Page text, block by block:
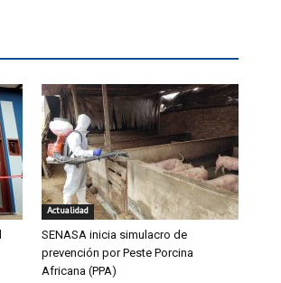
Actualidad
SENASA inicia simulacro de
prevención por Peste Porcina
Africana (PPA)